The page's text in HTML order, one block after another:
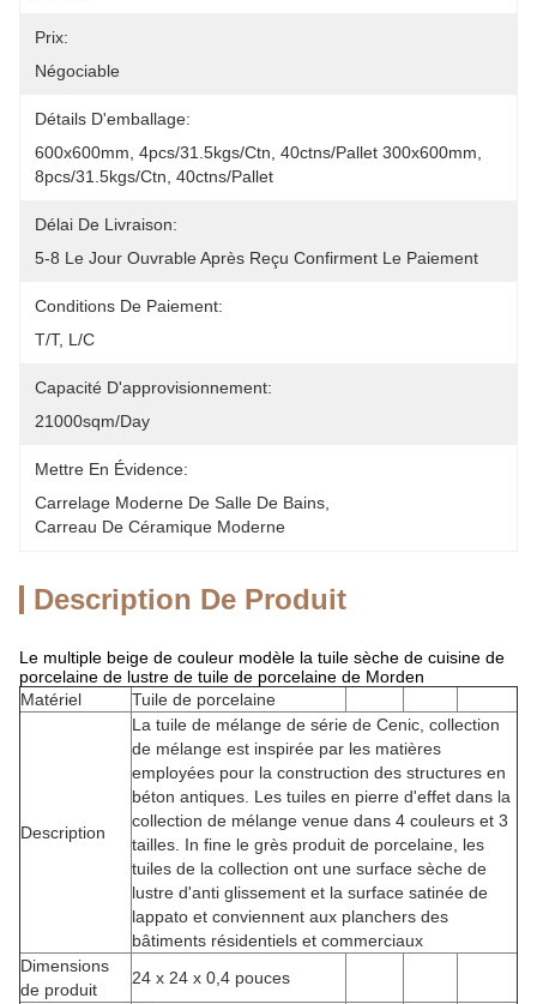
Prix:
Négociable
Détails D'emballage:
600x600mm, 4pcs/31.5kgs/ctn, 40ctns/pallet 300x600mm,
8pcs/31.5kgs/ctn, 40ctns/pallet
Délai De Livraison:
5-8 Le Jour Ouvrable Après Reçu Confirment Le Paiement
Conditions De Paiement:
T/T, L/C
Capacité D'approvisionnement:
21000sqm/day
Mettre En Évidence:
Carrelage Moderne De Salle De Bains
Carreau De Céramique Moderne
Description De Produit
Le multiple beige de couleur modèle la tuile sèche de cuisine de
porcelaine de lustre de tuile de porcelaine de Morden
Matériel
Tuile de porcelaine
Description
La tuile de mélange de série de Cenic, collection
de mélange est inspirée par les matières
employées pour la construction des structures en
béton antiques. Les tuiles en pierre d'effet dans la
collection de mélange venue dans 4 couleurs et 3
tailles. In fine le grès produit de porcelaine, les
tuiles de la collection ont une surface sèche de
lustre d'anti glissement et la surface satinée de
lappato et conviennent aux planchers des
bâtiments résidentiels et commerciaux
Dimensions
de produit
24 x 24 x 0,4 pouces